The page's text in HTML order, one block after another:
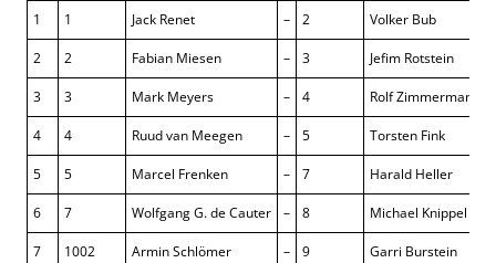
1 1 Jack Renet – 2 Volker Bub
2 2 Fabian Miesen – 3 Jefim Rotstein
3 3 Mark Meyers – 4 Rolf Zimmermann
4 4 Ruud van Meegen – 5 Torsten Fink
5 5 Marcel Frenken – 7 Harald Heller
6 7 Wolfgang G. de Cauter – 8 Michael Knippel
7 1002 Armin Schlömer – 9 Garri Burstein